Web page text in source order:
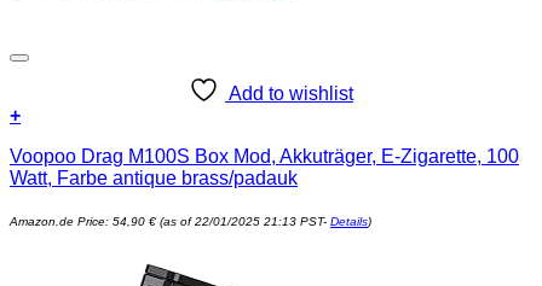
Add to wishlist
+
Voopoo Drag M100S Box Mod, Akkuträger, E-Zigarette, 100
Watt, Farbe antique brass/padauk
Amazon.de Price: 54,90 € (as of 22/01/2025 21:13 PST- Details)